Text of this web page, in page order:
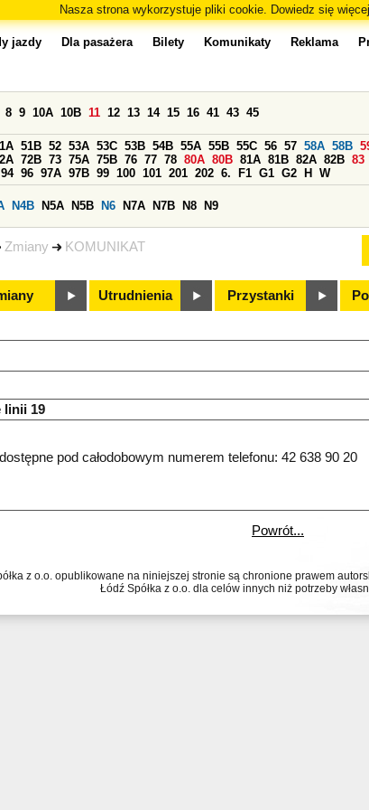
Nasza strona wykorzystuje pliki cookie. Dowiedz się
Zmiany KOMUNIKAT
jazdy Dla pasażera Bilety Komunikaty Reklama
8 9 10A 10B 11 12 13 14 15 16 41 43 45
51B 52 53A 53C 53B 54B 55A 55B 55C 56 57 58A 58B
72B 73 75A 75B 76 77 78 80A 80B 81A 81B 82A 82B 83
94 96 97A 97B 99 100 101 201 202 6. F1 G1 G2 H W
N4B N5A N5B N6 N7A N7B N8 N9
Utrudnienia Przystanki
linii 19
pod całodobowym numerem telefonu: 42 638 90 20
Powrót...
z o.o. opublikowane na niniejszej stronie są chronione prawem
Łódź Spółka z o.o. dla celów innych niż potrzeby